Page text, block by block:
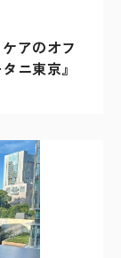
アのオフ
ニ東京』